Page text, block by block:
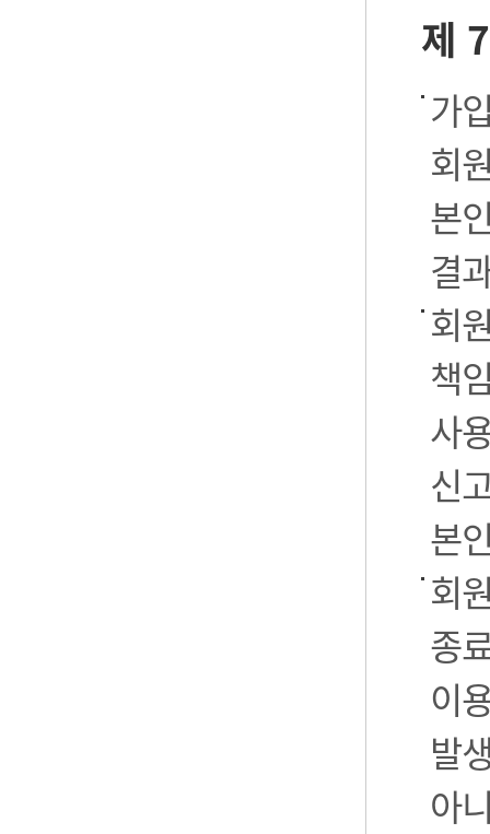
제
가
회
본
결
회
책
사
신
본
회
종
이
발
아